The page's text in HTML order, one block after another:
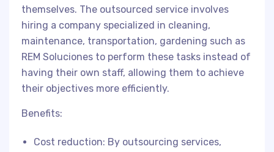
themselves. The outsourced service involves
hiring a company specialized in cleaning,
maintenance, transportation, gardening such as
REM Soluciones to perform these tasks instead of
having their own staff, allowing them to achieve
their objectives more efficiently.
Benefits:
Cost reduction: By outsourcing services,